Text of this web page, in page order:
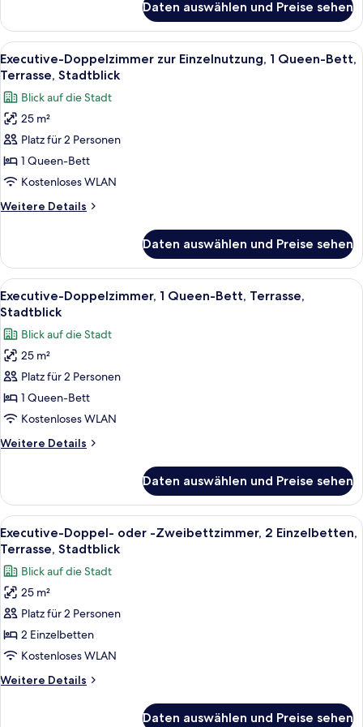
anzeigen
Doppelzimmer
zur
Einzelnutzung,
1
Doppelbett
Daten auswählen und Preise sehen
Alle
Fotos
für
Executive-
Doppelzimmer
zur
Einzelnutzung,
1
Queen-
Bett,
Stadtblick
anzeigen
Ein Schlafzimmer mit einem großen
5
Executive-Doppelzimmer zur Einzelnutzung, 1 Queen-Bett,
Terrasse, Stadtblick
Blick auf die Stadt
25 m²
Platz für 2 Personen
1 Queen-Bett
Kostenloses WLAN
Weitere Details
Weitere
Doppelzimmer
zur
Einzelnutzung,
1
Bett,
Terrasse,
Stadtblick
Daten auswählen und Preise sehen
Alle
Fotos
für
Executive-
Doppelzimmer,
1
Queen-
Bett,
Terrasse,
Stadtblick
Ein Schlafzimmer mit einem großen
6
Executive-Doppelzimmer, 1 Queen-Bett, Terrasse,
Stadtblick
Blick auf die Stadt
25 m²
Platz für 2 Personen
1 Queen-Bett
Kostenloses WLAN
Weitere Details
Weitere
Doppelzimmer,
Queen-
Bett,
Stadtblick
Daten auswählen und Preise sehen
Alle
Fotos
für
Executive-
Doppel-
oder
-
Zweibettzimmer,
2 Einzelbetten,
Terrasse,
Ein Schlafzimmer mit einem großen
4
Executive-Doppel- oder -Zweibettzimmer, 2 Einzelbetten,
Terrasse, Stadtblick
Blick auf die Stadt
25 m²
Platz für 2 Personen
2 Einzelbetten
Kostenloses WLAN
Weitere Details
Weitere
Daten auswählen und Preise sehen